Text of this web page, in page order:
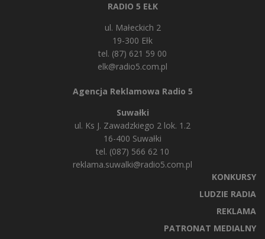
RADIO 5 EŁK
ul. Małeckich 2
19-300 Ełk
tel. (87) 621 59 00
elk@radio5.com.pl
Agencja Reklamowa Radio 5
Suwałki
ul. Ks J. Zawadzkiego 2 lok. 1.2
16-400 Suwałki
tel. (087) 566 62 10
reklama.suwalki@radio5.com.pl
KONKURSY
LUDZIE RADIA
REKLAMA
PATRONAT MEDIALNY